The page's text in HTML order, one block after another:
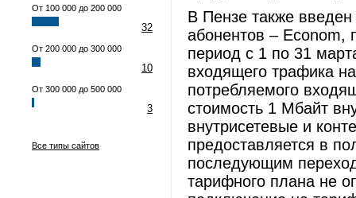
От 100 000 до 200 000
32
От 200 000 до 300 000
10
От 300 000 до 500 000
3
Все типы сайтов
В Пензе также
абонентов – Econom,
период с 1 по 31
входящего трафика
потребляемого
стоимость 1 Мбайт
внутрисетевые и
предоставляется в
последующим
тарифного плана не